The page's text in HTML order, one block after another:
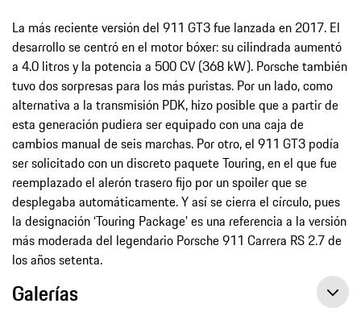
La más reciente versión del 911 GT3 fue lanzada en 2017. El
desarrollo se centró en el motor bóxer: su cilindrada aumentó
a 4.0 litros y la potencia a 500 CV (368 kW). Porsche también
tuvo dos sorpresas para los más puristas. Por un lado, como
alternativa a la transmisión PDK, hizo posible que a partir de
esta generación pudiera ser equipado con una caja de
cambios manual de seis marchas. Por otro, el 911 GT3 podía
ser solicitado con un discreto paquete Touring, en el que fue
reemplazado el alerón trasero fijo por un spoiler que se
desplegaba automáticamente. Y así se cierra el círculo, pues
la designación ‘Touring Package’ es una referencia a la versión
más moderada del legendario Porsche 911 Carrera RS 2.7 de
los años setenta.
Galerías